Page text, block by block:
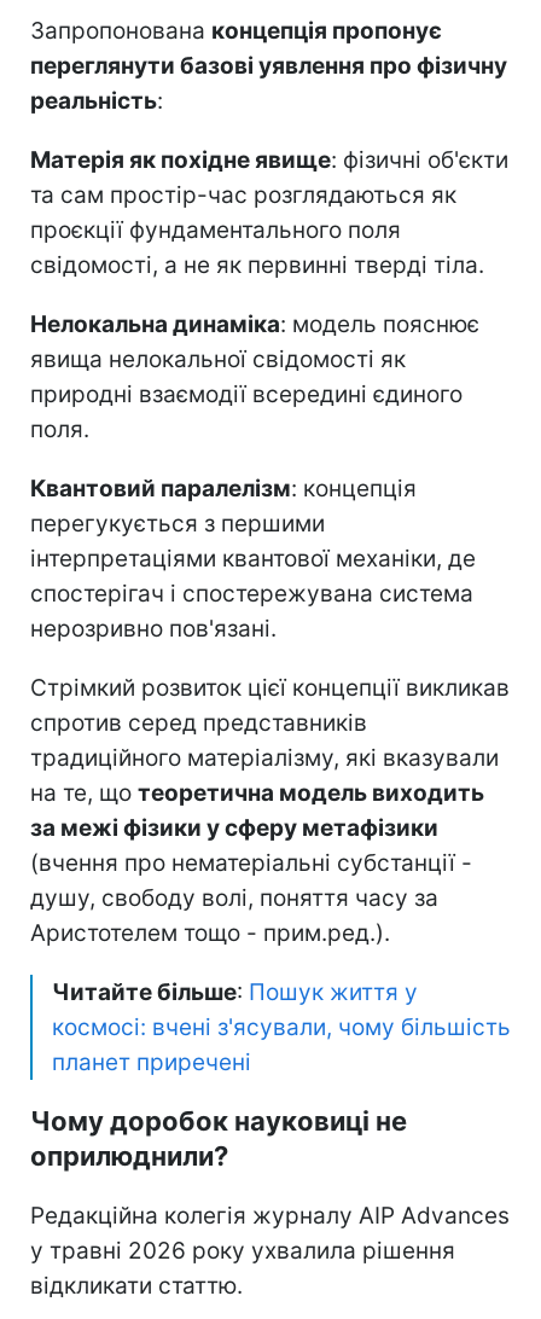
Запропонована концепція пропонує
переглянути базові уявлення про фізичну
реальність:
Матерія як похідне явище: фізичні об'єкти
та сам простір-час розглядаються як
проєкції фундаментального поля
свідомості, а не як первинні тверді тіла.
Нелокальна динаміка: модель пояснює
явища нелокальної свідомості як
природні взаємодії всередині єдиного
поля.
Квантовий паралелізм: концепція
перегукується з першими
інтерпретаціями квантової механіки, де
спостерігач і спостережувана система
нерозривно пов'язані.
Стрімкий розвиток цієї концепції викликав
спротив серед представників
традиційного матеріалізму, які вказували
на те, що теоретична модель виходить
за межі фізики у сферу метафізики
(вчення про нематеріальні субстанції -
душу, свободу волі, поняття часу за
Аристотелем тощо - прим.ред.).
Читайте більше: Пошук життя у
космосі: вчені з'ясували, чому більшість
планет приречені
Чому доробок науковиці не
оприлюднили?
Редакційна колегія журналу AIP Advances
у травні 2026 року ухвалила рішення
відкликати статтю.